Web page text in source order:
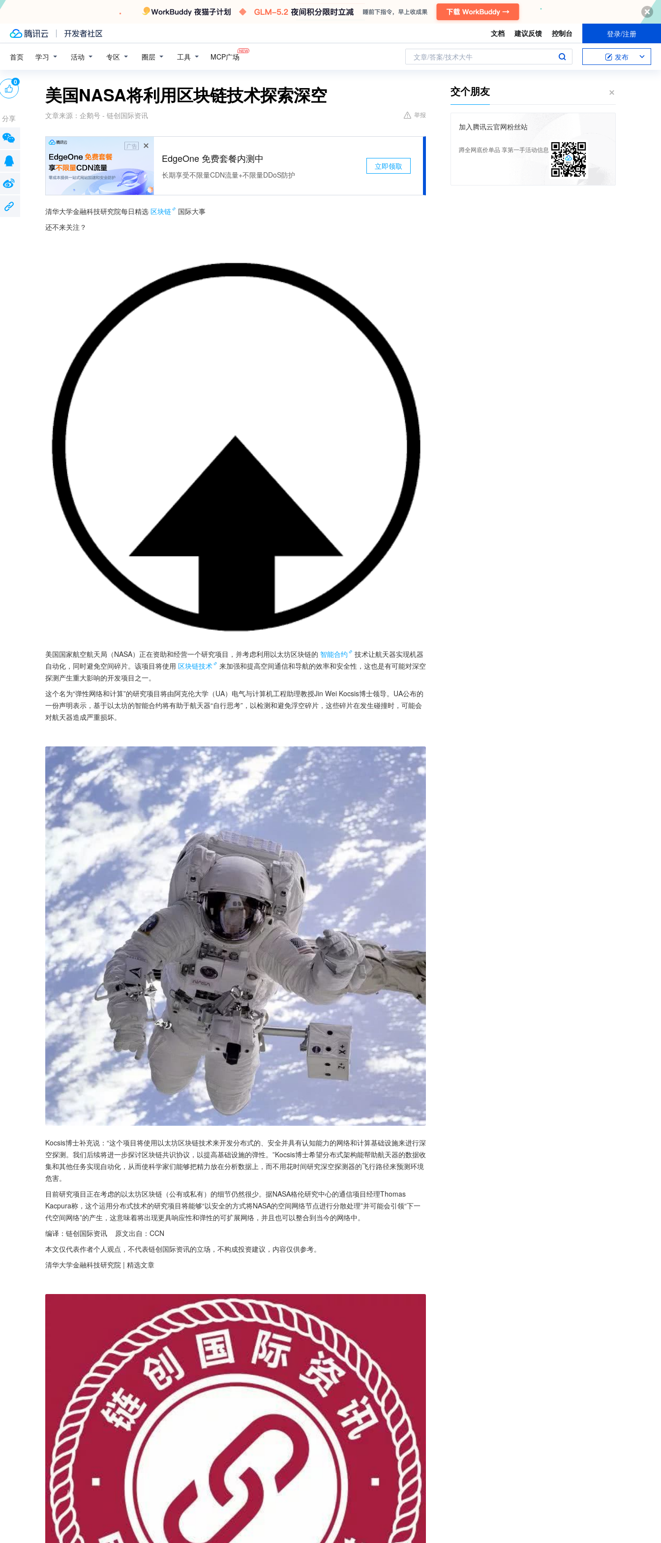
文档 建议反馈 控制台 登录/注册
首页 学习 活动 专区 圈层 工具 MCP广场 文章/答案/技术大牛 发布
美国NASA将利用区块链技术探索深空
文章来源： 企鹅号 - 链创国际资讯 举报
广告
EdgeOne 免费套餐内测中
长期享受不限量CDN流量+不限量DDoS防护
立即领取
清华大学金融科技研究院每日精选 区块链
国际大事
还不来关注？
美国国家航空航天局（NASA）正在资助和经营一个研究项目，并考虑利用以太坊区块链的 智能合约
技术让航天器实现机器
自动化，同时避免空间碎片。该项目将使用 区块链技术
来加强和提高空间通信和导航的效率和安全性，这也是有可能对深空
探测产生重大影响的开发项目之一。
这个名为“弹性网络和计算”的研究项目将由阿克伦大学（UA）电气与计算机工程助理教授Jin Wei Kocsis博士领导。UA公布的
一份声明表示，基于以太坊的智能合约将有助于航天器“自行思考”，以检测和避免浮空碎片，这些碎片在发生碰撞时，可能会
对航天器造成严重损坏。
Kocsis博士补充说：“这个项目将使用以太坊区块链技术来开发分布式的、安全并具有认知能力的网络和计算基础设施来进行深
空探测。我们后续将进一步探讨区块链共识协议，以提高基础设施的弹性。”Kocsis博士希望分布式架构能帮助航天器的数据收
集和其他任务实现自动化，从而使科学家们能够把精力放在分析数据上，而不用花时间研究深空探测器的飞行路径来预测环境
危害。
目前研究项目正在考虑的以太坊区块链（公有或私有）的细节仍然很少。据NASA格伦研究中心的通信项目经理Thomas
Kacpura称，这个运用分布式技术的研究项目将能够“以安全的方式将NASA的空间网络节点进行分散处理”并可能会引领“下一
代空间网络”的产生，这意味着将出现更具响应性和弹性的可扩展网络，并且也可以整合到当今的网络中。
编译：链创国际资讯    原文出自：CCN
本文仅代表作者个人观点，不代表链创国际资讯的立场，不构成投资建议，内容仅供参考。
清华大学金融科技研究院 | 精选文章
0
分享
交个朋友
加入腾讯云官网粉丝站
蹲全网底价单品 享第一手活动信息